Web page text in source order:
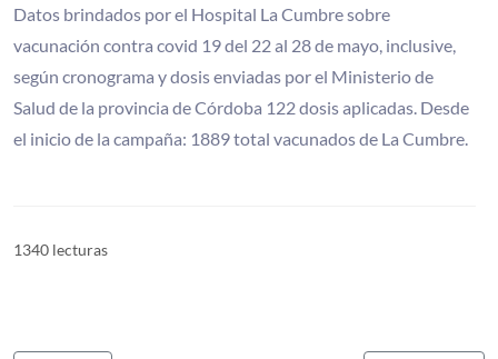
Datos brindados por el Hospital La Cumbre sobre
vacunación contra covid 19 del 22 al 28 de mayo, inclusive,
según cronograma y dosis enviadas por el Ministerio de
Salud de la provincia de Córdoba 122 dosis aplicadas. Desde
el inicio de la campaña: 1889 total vacunados de La Cumbre.
1340 lecturas